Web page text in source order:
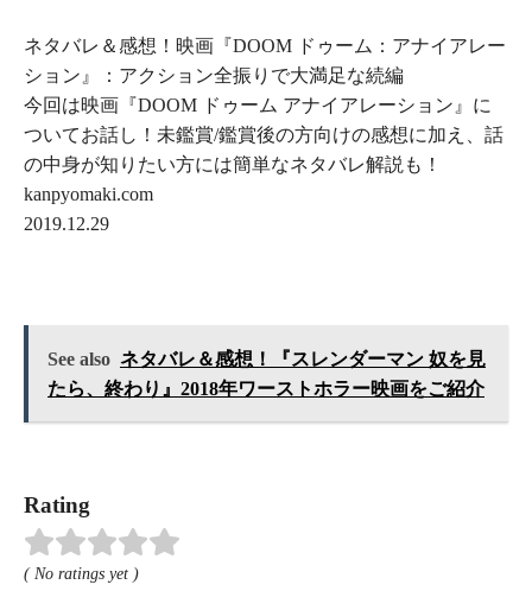
ネタバレ＆感想！映画『DOOM ドゥーム：アナイアレー
ション』：アクション全振りで大満足な続編
今回は映画『DOOM ドゥーム アナイアレーション』に
ついてお話し！未鑑賞/鑑賞後の方向けの感想に加え、話
の中身が知りたい方には簡単なネタバレ解説も！
kanpyomaki.com
2019.12.29
See also ネタバレ＆感想！『スレンダーマン 奴を見
たら、終わり』2018年ワーストホラー映画をご紹介
Rating
( No ratings yet )